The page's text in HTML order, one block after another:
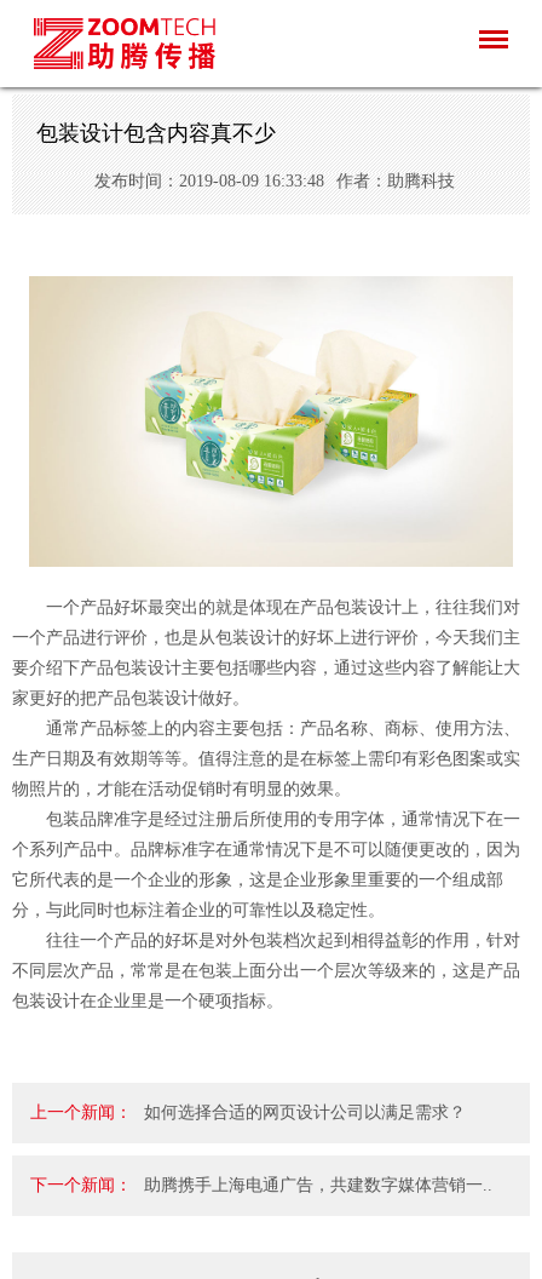
包装设计包含内容真不少
发布时间：2019-08-09 16:33:48 作者：助腾科技
一个产品好坏最突出的就是体现在产品包装设计上，往往我们对
一个产品进行评价，也是从包装设计的好坏上进行评价，今天我们主
要介绍下产品包装设计主要包括哪些内容，通过这些内容了解能让大
家更好的把产品包装设计做好。
通常产品标签上的内容主要包括：产品名称、商标、使用方法、
生产日期及有效期等等。值得注意的是在标签上需印有彩色图案或实
物照片的，才能在活动促销时有明显的效果。
包装品牌准字是经过注册后所使用的专用字体，通常情况下在一
个系列产品中。品牌标准字在通常情况下是不可以随便更改的，因为
它所代表的是一个企业的形象，这是企业形象里重要的一个组成部
分，与此同时也标注着企业的可靠性以及稳定性。
往往一个产品的好坏是对外包装档次起到相得益彰的作用，针对
不同层次产品，常常是在包装上面分出一个层次等级来的，这是产品
包装设计在企业里是一个硬项指标。
上一个新闻： 如何选择合适的网页设计公司以满足需求？
下一个新闻： 助腾携手上海电通广告，共建数字媒体营销一..